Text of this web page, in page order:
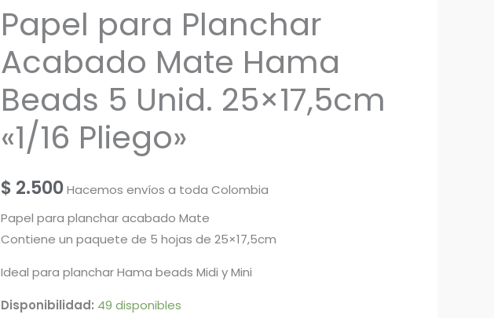
Papel para Planchar
Acabado Mate Hama
Beads 5 Unid. 25×17,5cm
«1/16 Pliego»
$ 2.500 Hacemos envíos a toda Colombia
Papel para planchar acabado Mate
Contiene un paquete de 5 hojas de 25×17,5cm
Ideal para planchar Hama beads Midi y Mini
Disponibilidad: 49 disponibles